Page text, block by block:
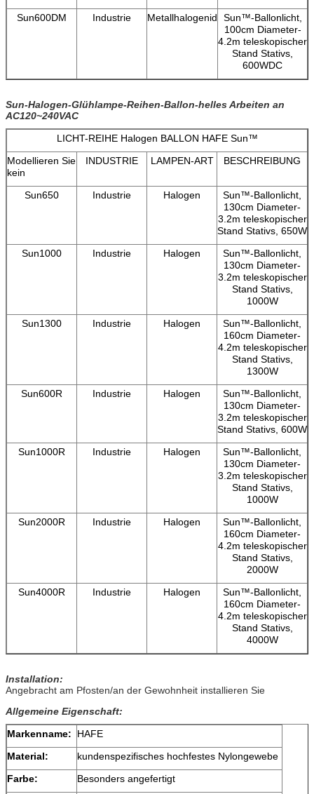
Sun600DM
Industrie Metallhalogenid
Sun™-Ballonlicht,
100cm Diameter-
4.2m teleskopischer
Stand Stativs,
600WDC
Sun-Halogen-Glühlampe-Reihen-Ballon-helles Arbeiten an
AC120~240VAC
LICHT-REIHE Halogen BALLON HAFE Sun™
Modellieren Sie
kein
INDUSTRIE LAMPEN-ART BESCHREIBUNG
Sun650 Industrie Halogen
Sun™-Ballonlicht,
130cm Diameter-
3.2m teleskopischer
Stand Stativs, 650W
Sun1000
Industrie Halogen
Sun™-Ballonlicht,
130cm Diameter-
3.2m teleskopischer
Stand Stativs,
1000W
Sun1300
Industrie Halogen
Sun™-Ballonlicht,
160cm Diameter-
4.2m teleskopischer
Stand Stativs,
1300W
Sun600R
Industrie Halogen
Sun™-Ballonlicht,
130cm Diameter-
3.2m teleskopischer
Stand Stativs, 600W
Sun1000R
Industrie Halogen
Sun™-Ballonlicht,
130cm Diameter-
3.2m teleskopischer
Stand Stativs,
1000W
Sun2000R
Industrie Halogen
Sun™-Ballonlicht,
160cm Diameter-
4.2m teleskopischer
Stand Stativs,
2000W
Sun4000R
Industrie Halogen
Sun™-Ballonlicht,
160cm Diameter-
4.2m teleskopischer
Stand Stativs,
4000W
Installation:
Angebracht am Pfosten/an der Gewohnheit installieren Sie
Allgemeine Eigenschaft:
Markenname:
HAFE
Material:
kundenspezifisches hochfestes Nylongewebe
Farbe:
Besonders angefertigt